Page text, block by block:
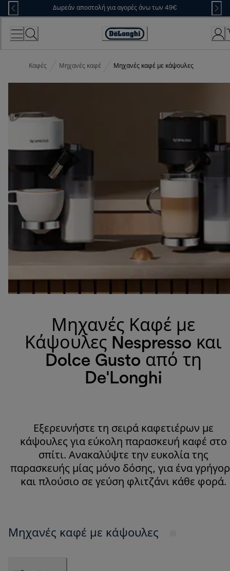
Skip
to
Content
Δωρεάν αποστολή για αγορές άνω των 49€
Accessibility
Καφές Μηχανές καφέ Μηχανές καφέ με κάψουλες
Μηχανές Καφέ με
Κάψουλες Nespresso και
Dolce Gusto από τη
De'Longhi
Εξερευνήστε τη σειρά καφετιέρων με
κάψουλες για εύκολη παρασκευή καφέ στο
σπίτι. Ανακαλύψτε την ευκολία της
παρασκευής μίας μόνο δόσης, για ένα
και πλούσιο σε γεύση φλιτζάνι κάθε φορά.
Μηχανές καφέ με κάψουλες